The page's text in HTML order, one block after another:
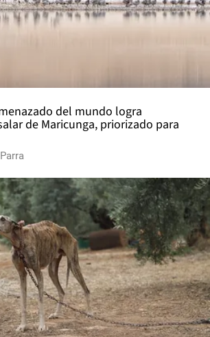
del mundo logra
de Maricunga, priorizado para